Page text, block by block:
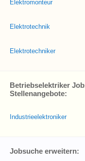
Elektromonteur
Elektrotechnik
Elektrotechniker
Betriebselektriker
Stellenangebote:
Industrieelektroniker
Jobsuche erweitern: